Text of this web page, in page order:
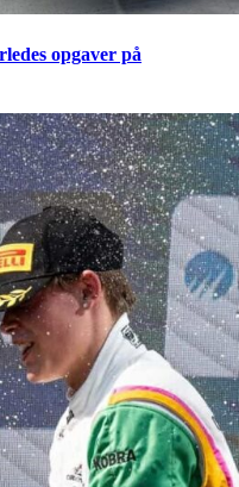
opgaver på